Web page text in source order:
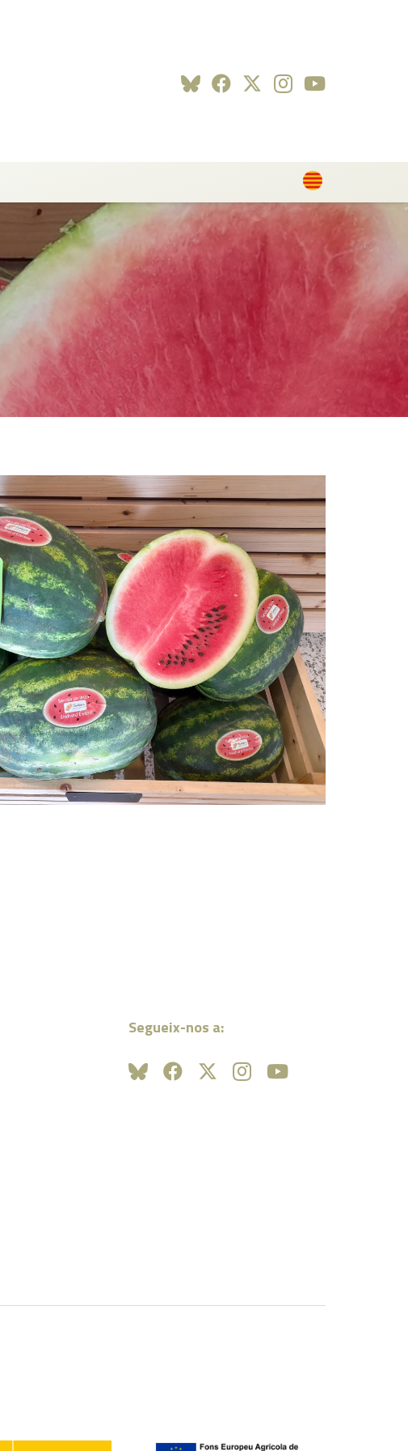
Segueix-nos a: